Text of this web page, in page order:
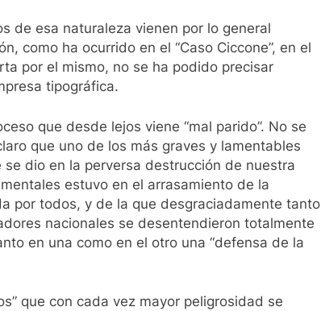
de esa naturaleza vienen por lo general
como ha ocurrido en el “Caso Ciccone”, en el
por el mismo, no se ha podido precisar
tipográfica.
que desde lejos viene “mal parido”. No se
que uno de los más graves y lamentables
dio en la perversa destrucción de nuestra
estuvo en el arrasamiento de la
por todos, y de la que desgraciadamente tanto
nacionales se desentendieron totalmente
en una como en el otro una “defensa de la
que con cada vez mayor peligrosidad se